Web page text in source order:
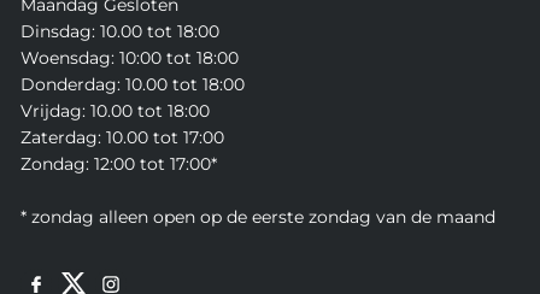
Maandag Gesloten
Dinsdag: 10.00 tot 18:00
Woensdag: 10:00 tot 18:00
Donderdag: 10.00 tot 18:00
Vrijdag: 10.00 tot 18:00
Zaterdag: 10.00 tot 17:00
Zondag: 12:00 tot 17:00*
* zondag alleen open op de eerste zondag van de maand